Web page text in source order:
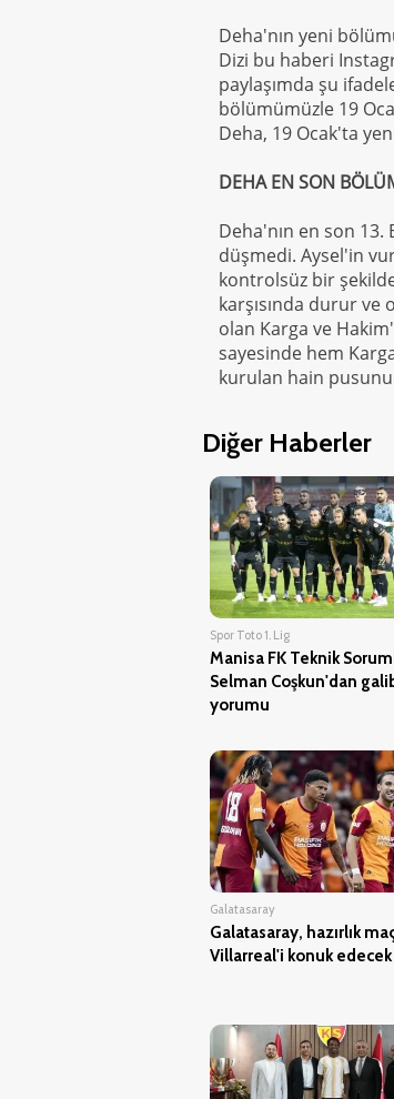
Deha'nın yeni
Dizi bu haberi
paylaşımda şu
bölümümüzle 19
Deha, 19 Ocak'ta
DEHA EN SON
Deha'nın en son
düşmedi. Aysel'in
kontrolsüz bir
karşısında durur
olan Karga ve
sayesinde hem
kurulan hain
Diğer Haberler
Spor Toto 1. Lig
Manisa FK Teknik
Selman Coşkun'dan
yorumu
Galatasaray
Galatasaray, hazırlık
Villarreal'i konuk edecek